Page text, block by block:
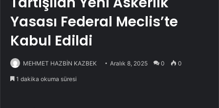
Yasası Federal Meclis’te
Kabul Edildi
MEHMET HAZBİN KAZBEK Aralık 8, 2025 0 0
1 dakika okuma süresi